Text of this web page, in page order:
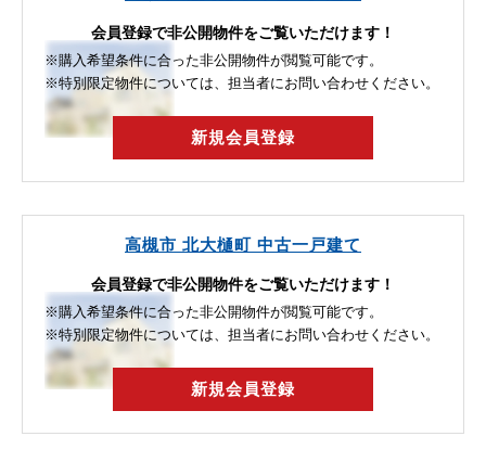
会員登録で非公開物件をご覧いただけます！
※購入希望条件に合った非公開物件が閲覧可能です。
※特別限定物件については、担当者にお問い合わせください。
新規会員登録
高槻市 北大樋町 中古一戸建て
会員登録で非公開物件をご覧いただけます！
※購入希望条件に合った非公開物件が閲覧可能です。
※特別限定物件については、担当者にお問い合わせください。
新規会員登録